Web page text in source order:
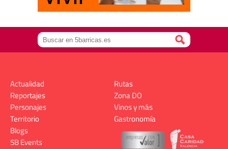
Actualidad
Reportajes
Personajes
Territorio
Rutas
Zona DO
Vinos y más
Gastronomía
Blogs
5B Events